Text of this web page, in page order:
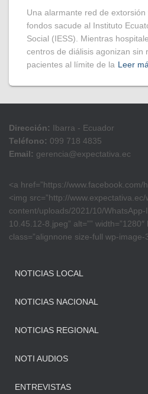
​Una alarmante red de
fondos sacude al Instituto
Social (IESS). Mientras
centros de diálisis agonizan sin
pacientes al límite de la Leer
Dirección: Ibarra - Ecuador
Teléfono: 099 718 4835
Email: gerencia@expectativa.ec
<a href=”https://
<img src=”http://www.expectativa.ec/
content/uploads/2021/10/
10.45.12-8.jpeg” alt=”” width=”1280″
class=”alignnone size-full wp-image-
NOTICIAS LOCAL
NOTICIAS NACIONAL
NOTICIAS REGIONAL
NOTI AUDIOS
ENTREVISTAS